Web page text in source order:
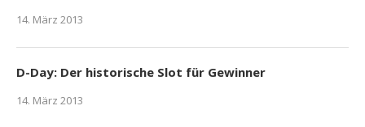
14. März 2013
D-Day: Der historische Slot für Gewinner
14. März 2013